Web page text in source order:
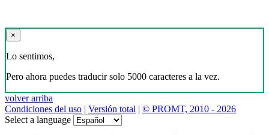
×
Lo sentimos,
Pero ahora puedes traducir solo 5000 caracteres a la vez.
volver arriba
Condiciones del uso | Versión total | © PROMT, 2010 - 2026
Select a language